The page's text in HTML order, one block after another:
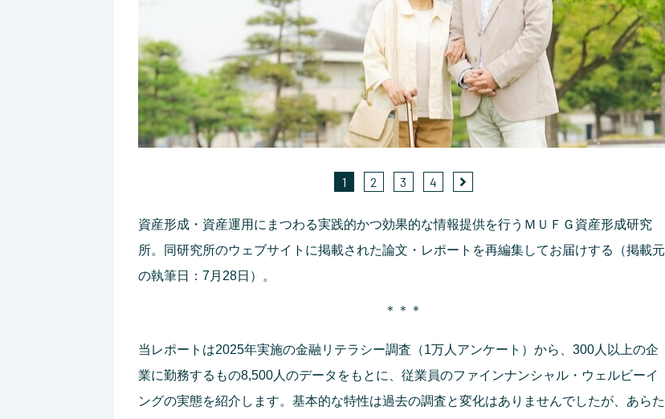
1 2 3 4
資産形成・資産運用にまつわる実践的かつ効果的な情報提供を行うＭＵＦＧ資産形成研究
所。同研究所のウェブサイトに掲載された論文・レポートを再編集してお届けする（掲載元
の執筆日：7月28日）。
＊＊＊
当レポートは2025年実施の金融リテラシー調査（1万人アンケート）から、300人以上の企
業に勤務するもの8,500人のデータをもとに、従業員のファインナンシャル・ウェルビーイ
ングの実態を紹介します。基本的な特性は過去の調査と変化はありませんでしたが、あらた